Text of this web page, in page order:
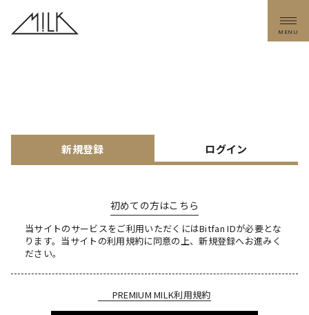
MENU
新規登録 ログイン
初めての方はこちら
当サイトのサービスをご利用いただくにはBitfan IDが必要とな
ります。 当サイトの利用規約に同意の上、新規登録へお進みく
ださい。
PREMIUM MILK利用規約